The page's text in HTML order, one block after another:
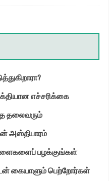
எச்சரிக்கை
தலைவரும்
அஸ்திபாரம்
பழக்குங்கள்
கையாளும் பெற்றோர்கள்